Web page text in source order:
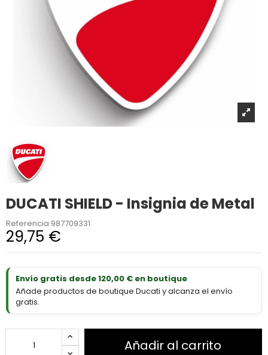
DUCATI SHIELD - Insignia de Metal
Referencia 987709331
29,75 €
Envío gratis desde 120,00 € en boutique
Añade productos de boutique Ducati y alcanza el envío
gratis.
Añadir al carrito